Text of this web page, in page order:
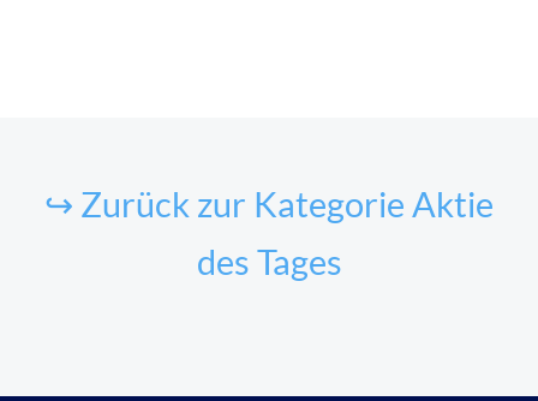
↪ Zurück zur Kategorie Aktie
des Tages